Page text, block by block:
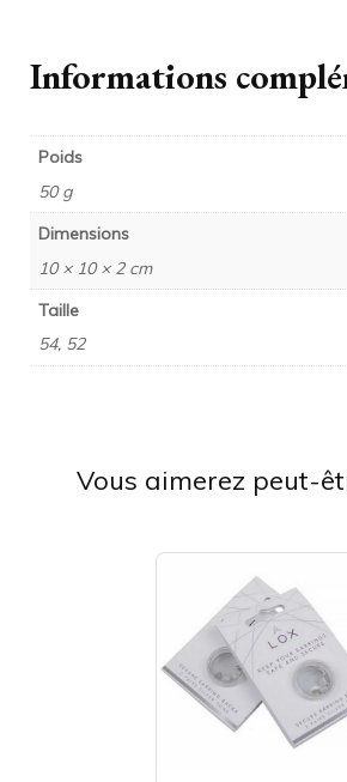
Informations
Poids
50 g
Dimensions
10 × 10 × 2 cm
Taille
54, 52
Vous aimerez peut-